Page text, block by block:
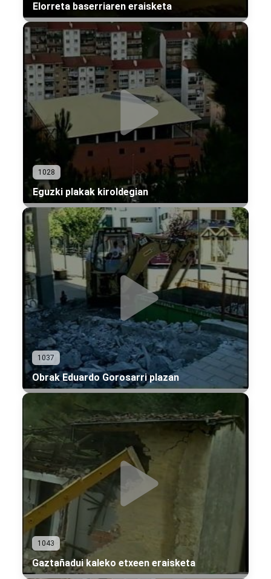
Elorreta baserriaren eraisketa
1028
Eguzki plakak kiroldegian
1037
Obrak Eduardo Gorosarri plazan
1043
Gaztañadui kaleko etxeen eraisketa